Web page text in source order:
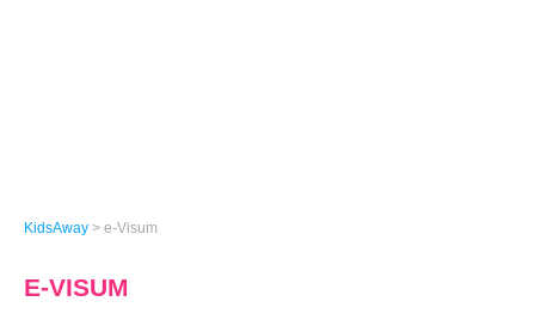
KidsAway > e-Visum
E-VISUM